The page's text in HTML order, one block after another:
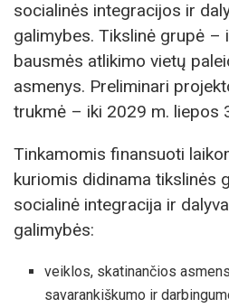
socialinės integracijos ir
galimybes. Tikslinė grupė –
bausmės atlikimo vietų
asmenys. Preliminari
trukmė – iki 2029 m. liepos
Tinkamomis finansuoti
kuriomis didinama tikslinės
socialinė integracija ir
galimybės:
veiklos, skatinančios
savarankiškumo ir